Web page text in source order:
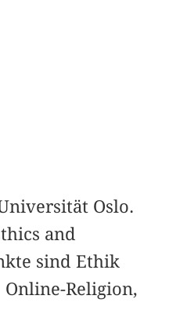
Oslo.
and
sind Ethik
Religion,